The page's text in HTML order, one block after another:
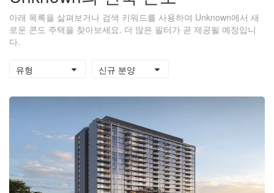
아래 목록을 살펴보거나 검색 키워드를 사용하여 Unknown에서 새
로운 콘도 주택을 찾아보세요. 더 많은 필터가 곧 제공될 예정입니
다.
유형 신규 분양